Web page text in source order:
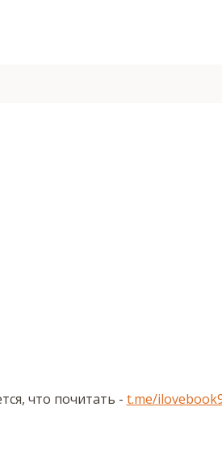
что почитать - t.me/